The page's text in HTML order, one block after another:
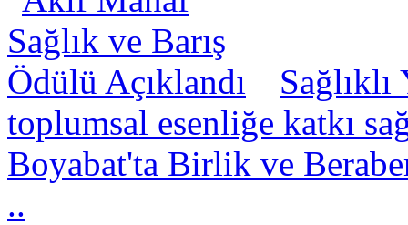
toplumsal esenliğe katkı
Boyabat'ta Birlik ve
..